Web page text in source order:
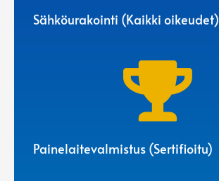
Sähköurakointi (Kaikki oikeudet)

Painelaitevalmistus (Sertifioitu)